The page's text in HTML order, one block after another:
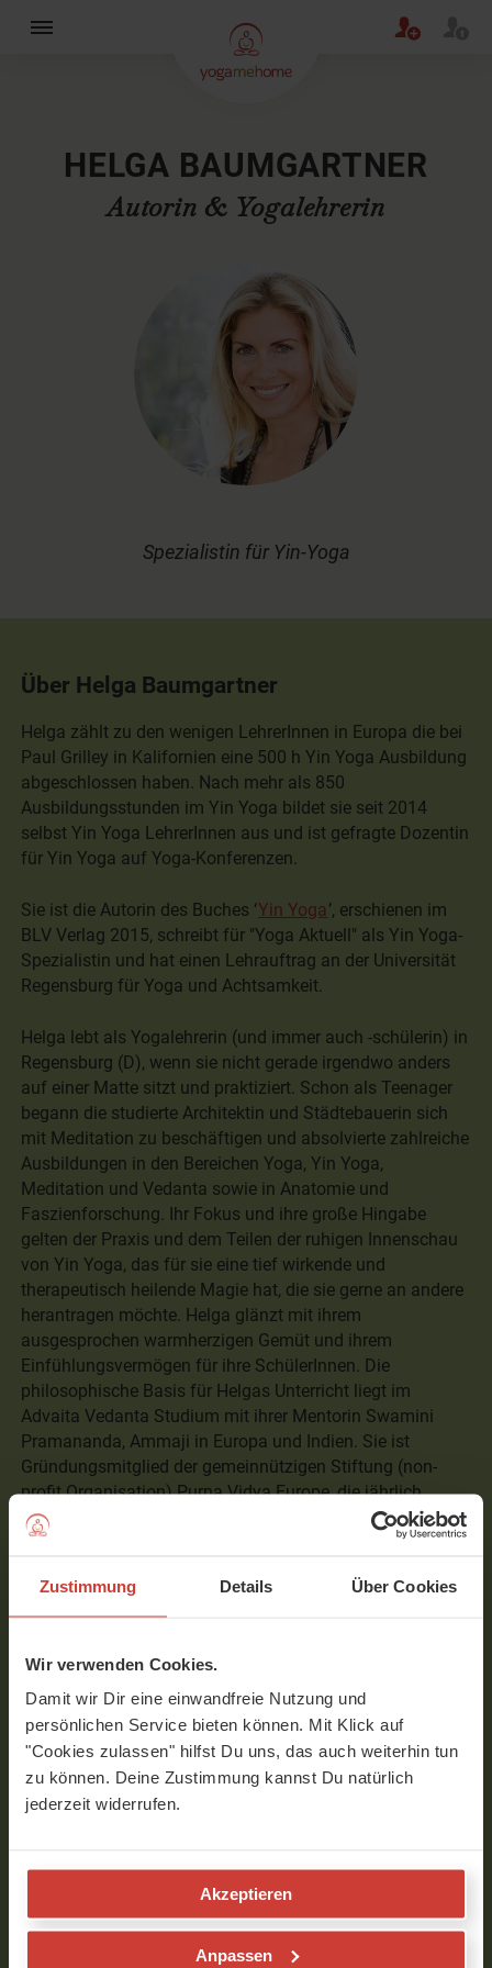
Zustimmung Details Über Cookies
Wir verwenden Cookies.
Damit wir Dir eine einwandfreie Nutzung und
persönlichen Service bieten können. Mit Klick auf
"Cookies zulassen" hilfst Du uns, das auch weiterhin tun
zu können. Deine Zustimmung kannst Du natürlich
jederzeit widerrufen.
Akzeptieren
Anpassen
HELGA BAUMGARTNER
Autorin & Yogalehrerin
Spezialistin für Yin-Yoga
Über Helga Baumgartner
Helga zählt zu den wenigen LehrerInnen in Europa die bei
Paul Grilley in Kalifornien eine 500 h Yin Yoga Ausbildung
abgeschlossen haben. Nach mehr als 850
Ausbildungsstunden im Yin Yoga bildet sie seit 2014
selbst Yin Yoga LehrerInnen aus und ist gefragte Dozentin
für Yin Yoga auf Yoga-Konferenzen.
Sie ist die Autorin des Buches ‘Yin Yoga’, erschienen im
BLV Verlag 2015, schreibt für "Yoga Aktuell" als Yin Yoga-
Spezialistin und hat einen Lehrauftrag an der Universität
Regensburg für Yoga und Achtsamkeit.
Helga lebt als Yogalehrerin (und immer auch -schülerin) in
Regensburg (D), wenn sie nicht gerade irgendwo anders
auf einer Matte sitzt und praktiziert. Schon als Teenager
begann die studierte Architektin und Städtebauerin sich
mit Meditation zu beschäftigen und absolvierte zahlreiche
Ausbildungen in den Bereichen Yoga, Yin Yoga,
Meditation und Vedanta sowie in Anatomie und
Faszienforschung. Ihr Fokus und ihre große Hingabe
gelten der Praxis und dem Teilen der ruhigen Innenschau
von Yin Yoga, das für sie eine tief wirkende und
therapeutisch heilende Magie hat, die sie gerne an andere
herantragen möchte. Helga glänzt mit ihrem
ausgesprochen warmherzigen Gemüt und ihrem
Einfühlungsvermögen für ihre SchülerInnen. Die
philosophische Basis für Helgas Unterricht liegt im
Advaita Vedanta Studium mit ihrer Mentorin Swamini
Pramananda, Ammaji in Europa und Indien. Sie ist
Gründungsmitglied der gemeinnützigen Stiftung (non-
profit Organisation) Purna Vidya Europe, die jährlich
Advaita Vedanta Workshops unter der Leitung ihrer
Lehrerin in Europa und Indien organisieren.
"Der Körper stabil wie ein Berg, der Atem frei
und warm wie die Sonne" - das ist Yoga für
Helga.
Interview mit Helga Baumgartner